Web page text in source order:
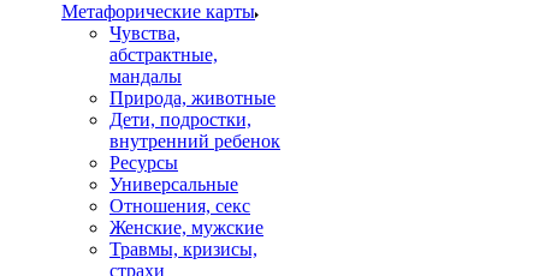
Mетафорические карты
Чувства,
абстрактные,
мандалы
Природа, животные
Дети, подростки,
внутренний ребенок
Ресурсы
Универсальные
Отношения, секс
Женские, мужские
Травмы, кризисы,
страхи